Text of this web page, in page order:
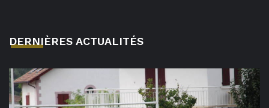
DERNIÈRES ACTUALITÉS